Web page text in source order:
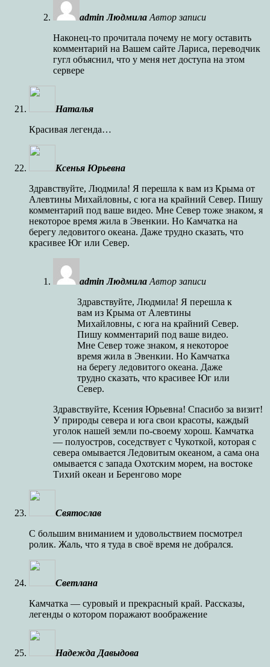
admin Людмила Автор записи
Наконец-то прочитала почему не могу оставить
комментарий на Вашем сайте Лариса, переводчик
гугл объяснил, что у меня нет доступа на этом
сервере
Наталья
Красивая легенда…
Ксенья Юрьевна
Здравствуйте, Людмила! Я перешла к вам из Крыма от
Алевтины Михайловны, с юга на крайний Север. Пишу
комментарий под ваше видео. Мне Север тоже знаком, я
некоторое время жила в Эвенкии. Но Камчатка на
берегу ледовитого океана. Даже трудно сказать, что
красивее Юг или Север.
admin Людмила Автор записи
Здравствуйте, Людмила! Я перешла к
вам из Крыма от Алевтины
Михайловны, с юга на крайний Север.
Пишу комментарий под ваше видео.
Мне Север тоже знаком, я некоторое
время жила в Эвенкии. Но Камчатка
на берегу ледовитого океана. Даже
трудно сказать, что красивее Юг или
Север.
Здравствуйте, Ксения Юрьевна! Спасибо за визит!
У природы севера и юга свои красоты, каждый
уголок нашей земли по-своему хорош. Камчатка
— полуостров, соседствует с Чукоткой, которая с
севера омывается Ледовитым океаном, а сама она
омывается с запада Охотским морем, на востоке
Тихий океан и Беренгово море
Святослав
С большим вниманием и удовольствием посмотрел
ролик. Жаль, что я туда в своё время не добрался.
Светлана
Камчатка — суровый и прекрасный край. Рассказы,
легенды о котором поражают воображение
Надежда Давыдова